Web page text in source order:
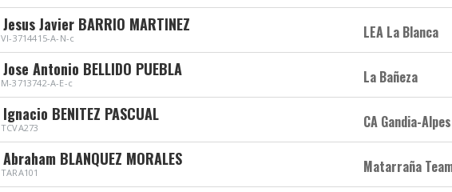
Jesus Javier BARRIO MARTINEZ
VI-3714415-A-N-c LEA La Blanca
Jose Antonio BELLIDO PUEBLA
M-3713742-A-E-c La Bañeza
Ignacio BENITEZ PASCUAL
TCVA273 CA Gandia-
Abraham BLANQUEZ MORALES
TARA101 Matarraña